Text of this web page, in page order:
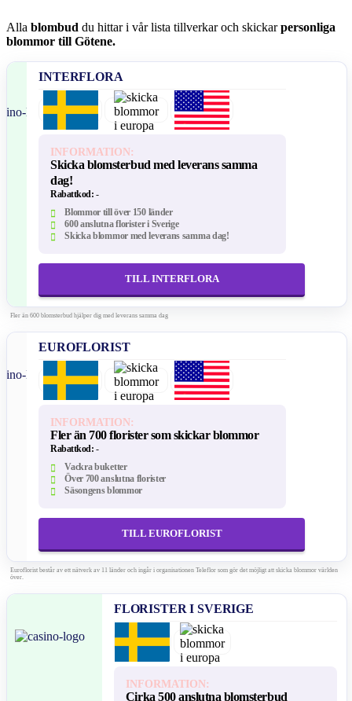
Alla blombud du hittar i vår lista tillverkar och skickarpersonliga
blommor till Götene.
INTERFLORA
INFORMATION:
Skicka blomsterbud med leverans samma
dag!
Rabattkod: -
Blommor till över 150 länder
600 anslutna florister i Sverige
Skicka blommor med leverans samma dag!
TILL INTERFLORA
Fler än 600 blomsterbud hjälper dig med leverans samma dag
EUROFLORIST
INFORMATION:
Fler än 700 florister som skickar blommor
Rabattkod: -
Vackra buketter
Över 700 anslutna florister
Säsongens blommor
TILL EUROFLORIST
Euroflorist består av ett nätverk av 11 länder och ingår i organisationen Teleflor som gör det möjligt att skicka blommor världen
över.
FLORISTER I SVERIGE
INFORMATION:
Cirka 500 anslutna blomsterbud